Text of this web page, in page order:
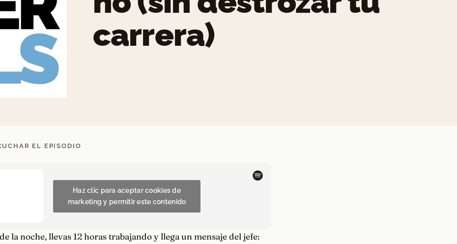
carrera)
EL EPISODIO
Haz clic para aceptar cookies de
marketing y permitir este contenido
de la noche, llevas 12 horas trabajando y llega un mensaje del jefe: